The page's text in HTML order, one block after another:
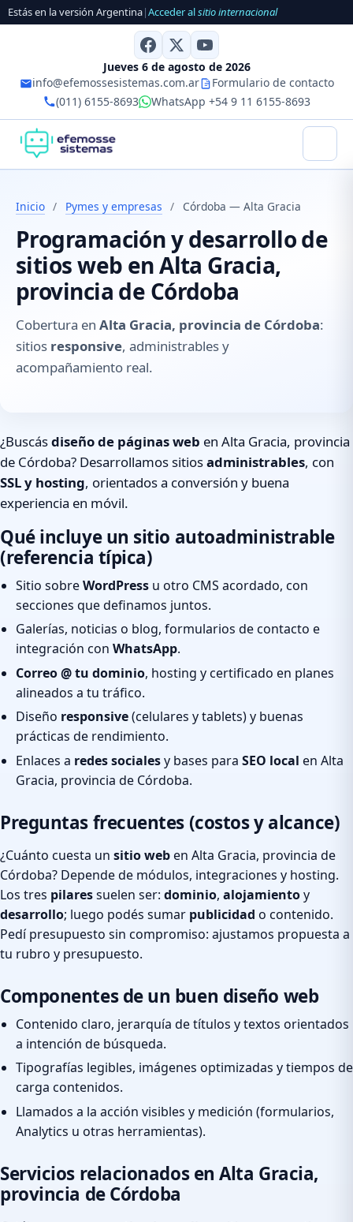
Estás en la versión Argentina|Acceder alsitio internacional
Jueves 6 de agosto de 2026
info@efemossesistemas.com.ar
Formulario de contacto
(011) 6155-8693
WhatsApp +54 9 11 6155-8693
Inicio / Pymes y empresas / Córdoba — Alta Gracia
Programación y desarrollo de
sitios web en Alta Gracia,
provincia de Córdoba
Cobertura en Alta Gracia, provincia de Córdoba:
sitios responsive, administrables y
acompañamiento real.
¿Buscásdiseño de páginas web en Alta Gracia, provincia
de Córdoba? Desarrollamos sitiosadministrables, con
SSL y hosting, orientados a conversión y buena
experiencia en móvil.
Qué incluye un sitio autoadministrable
(referencia típica)
Sitio sobreWordPress u otro CMS acordado, con
secciones que definamos juntos.
Galerías, noticias o blog, formularios de contacto e
integración con WhatsApp.
Correo @ tu dominio, hosting y certificado en planes
alineados a tu tráfico.
Diseño responsive(celulares y tablets) y buenas
prácticas de rendimiento.
Enlaces a redes socialesy bases para SEO local en Alta
Gracia, provincia de Córdoba.
Preguntas frecuentes (costos y alcance)
¿Cuánto cuesta un sitio weben Alta Gracia, provincia de
Córdoba? Depende de módulos, integraciones y hosting.
Los tres pilaressuelen ser: dominio, alojamientoy
desarrollo; luego podés sumar publicidad o contenido.
Pedí presupuesto sin compromiso: ajustamos propuesta a
tu rubro y presupuesto.
Componentes de un buen diseño web
Contenido claro, jerarquía de títulos y textos orientados
a intención de búsqueda.
Tipografías legibles, imágenes optimizadas y tiempos de
carga contenidos.
Llamados a la acción visibles y medición (formularios,
Analytics u otras herramientas).
Servicios relacionados en Alta Gracia,
provincia de Córdoba